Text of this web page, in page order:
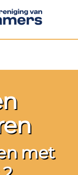
met